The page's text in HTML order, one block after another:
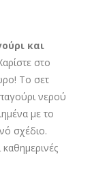
και
στο
Το σετ
νερού
με το
σχέδιο.